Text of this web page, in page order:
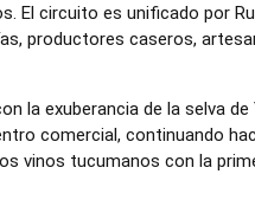
El circuito es unificado por
productores caseros,
la exuberancia de la selva
comercial, continuando
vinos tucumanos con la